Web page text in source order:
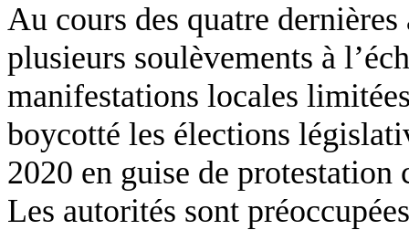
Au cours des quatre
plusieurs soulèvements à
manifestations locales
boycotté les élections
2020 en guise de
Les autorités sont